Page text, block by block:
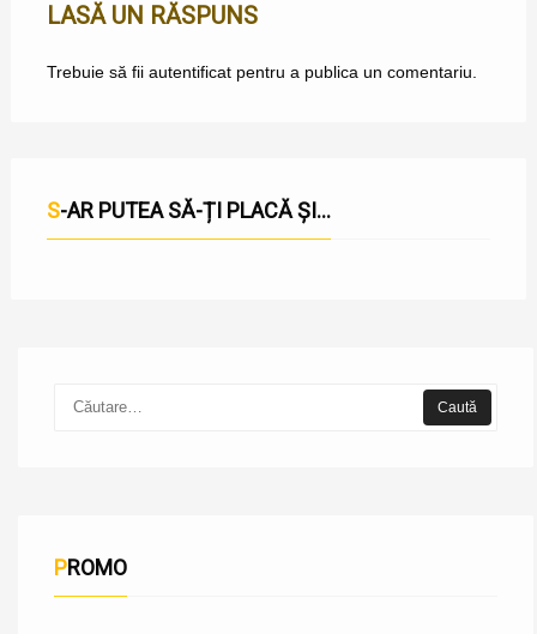
LASĂ UN RĂSPUNS
Trebuie să fii autentificatpentru a publica un comentariu.
S-AR PUTEA SĂ-ȚI PLACĂ ȘI...
PROMO